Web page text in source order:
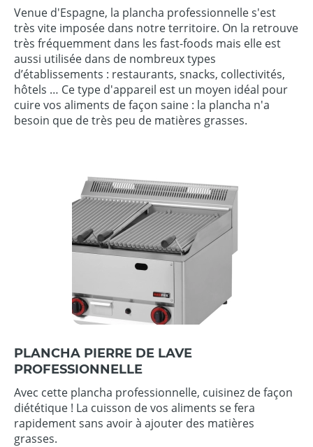
Venue d'Espagne, la plancha professionnelle s'est
très vite imposée dans notre territoire. On la retrouve
très fréquemment dans les fast-foods mais elle est
aussi utilisée dans de nombreux types
d’établissements : restaurants, snacks, collectivités,
hôtels … Ce type d'appareil est un moyen idéal pour
cuire vos aliments de façon saine : la plancha n'a
besoin que de très peu de matières grasses.
PLANCHA PIERRE DE LAVE
PROFESSIONNELLE
Avec cette plancha professionnelle, cuisinez de façon
diététique ! La cuisson de vos aliments se fera
rapidement sans avoir à ajouter des matières
grasses.